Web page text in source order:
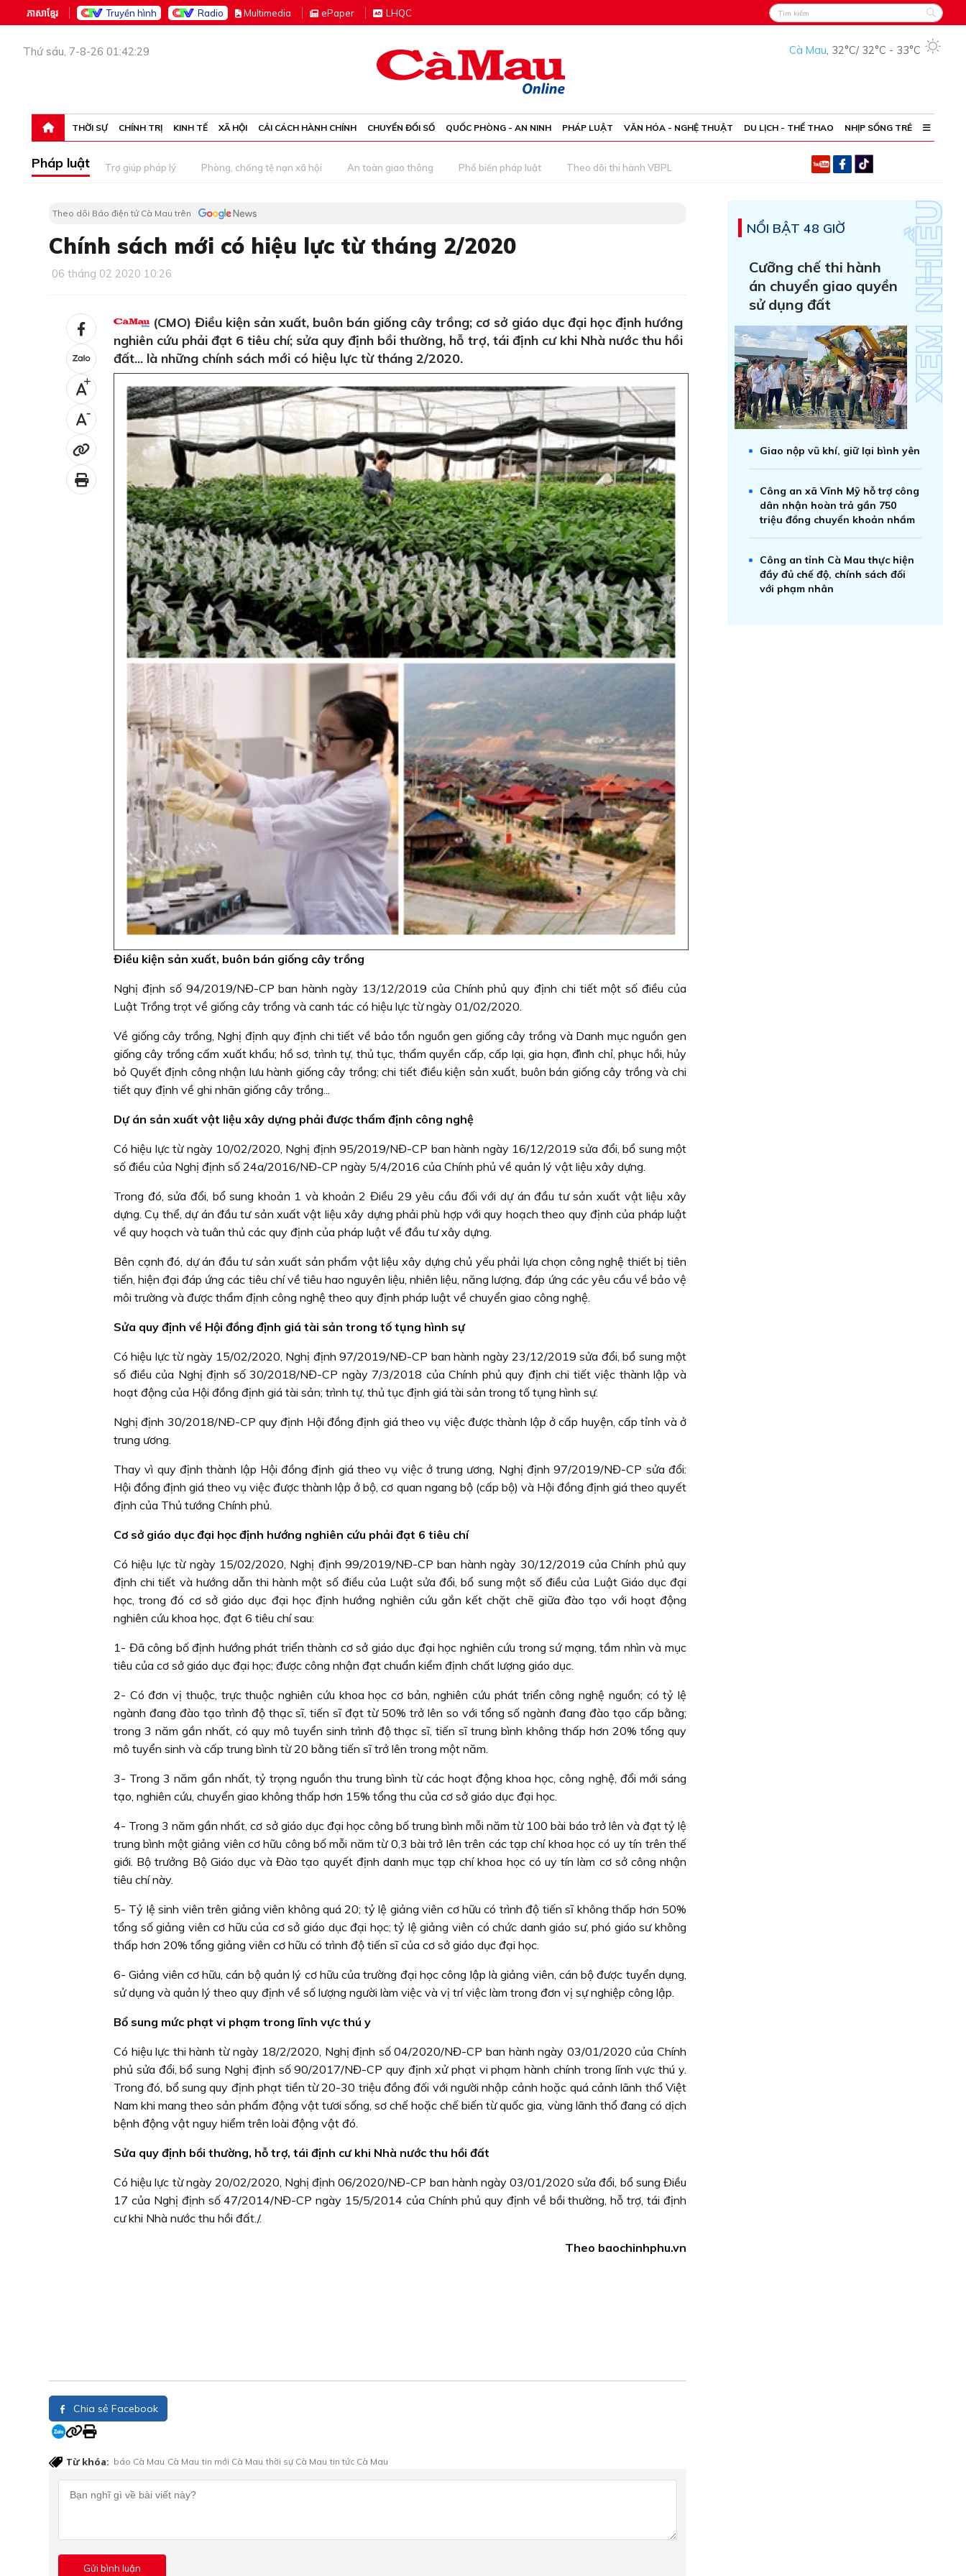
ភាសាខ្មែរ Truyền hình Radio Multimedia ePaper LHQC
Thứ sáu, 7-8-26 01:42:29 Cà Mau, 32°C/ 32°C - 33°C
THỜI SỰ CHÍNH TRỊ KINH TẾ XÃ HỘI CẢI CÁCH HÀNH CHÍNH CHUYỂN ĐỔI SỐ QUỐC PHÒNG - AN NINH PHÁP LUẬT VĂN HÓA - NGHỆ THUẬT DU LỊCH - THỂ THAO NHỊP SỐNG TRẺ
Pháp luật Trợ giúp pháp lý Phòng, chống tệ nạn xã hội An toàn giao thông Phổ biến pháp luật Theo dõi thi hành VBPL
Theo dõi Báo điện tử Cà Mau trên
Chính sách mới có hiệu lực từ tháng 2/2020
06 tháng 02 2020 10:26
+
-
(CMO) Điều kiện sản xuất, buôn bán giống cây trồng; cơ sở giáo dục đại học định hướng
nghiên cứu phải đạt 6 tiêu chí; sửa quy định bồi thường, hỗ trợ, tái định cư khi Nhà nước thu hồi
đất... là những chính sách mới có hiệu lực từ tháng 2/2020.
Điều kiện sản xuất, buôn bán giống cây trồng
Nghị định số 94/2019/NĐ-CP ban hành ngày 13/12/2019 của Chính phủ quy định chi tiết một số điều của
Luật Trồng trọt về giống cây trồng và canh tác có hiệu lực từ ngày 01/02/2020.
Về giống cây trồng, Nghị định quy định chi tiết về bảo tồn nguồn gen giống cây trồng và Danh mục nguồn gen
giống cây trồng cấm xuất khẩu; hồ sơ, trình tự, thủ tục, thẩm quyền cấp, cấp lại, gia hạn, đình chỉ, phục hồi, hủy
bỏ Quyết định công nhận lưu hành giống cây trồng; chi tiết điều kiện sản xuất, buôn bán giống cây trồng và chi
tiết quy định về ghi nhãn giống cây trồng...
Dự án sản xuất vật liệu xây dựng phải được thẩm định công nghệ
Có hiệu lực từ ngày 10/02/2020, Nghị định 95/2019/NĐ-CP ban hành ngày 16/12/2019 sửa đổi, bổ sung một
số điều của Nghị định số 24a/2016/NĐ-CP ngày 5/4/2016 của Chính phủ về quản lý vật liệu xây dựng.
Trong đó, sửa đổi, bổ sung khoản 1 và khoản 2 Điều 29 yêu cầu đối với dự án đầu tư sản xuất vật liệu xây
dựng. Cụ thể, dự án đầu tư sản xuất vật liệu xây dựng phải phù hợp với quy hoạch theo quy định của pháp luật
về quy hoạch và tuân thủ các quy định của pháp luật về đầu tư xây dựng.
Bên cạnh đó, dự án đầu tư sản xuất sản phẩm vật liệu xây dựng chủ yếu phải lựa chọn công nghệ thiết bị tiên
tiến, hiện đại đáp ứng các tiêu chí về tiêu hao nguyên liệu, nhiên liệu, năng lượng, đáp ứng các yêu cầu về bảo vệ
môi trường và được thẩm định công nghệ theo quy định pháp luật về chuyển giao công nghệ.
Sửa quy định về Hội đồng định giá tài sản trong tố tụng hình sự
Có hiệu lực từ ngày 15/02/2020, Nghị định 97/2019/NĐ-CP ban hành ngày 23/12/2019 sửa đổi, bổ sung một
số điều của Nghị định số 30/2018/NĐ-CP ngày 7/3/2018 của Chính phủ quy định chi tiết việc thành lập và
hoạt động của Hội đồng định giá tài sản; trình tự, thủ tục định giá tài sản trong tố tụng hình sự.
Nghị định 30/2018/NĐ-CP quy định Hội đồng định giá theo vụ việc được thành lập ở cấp huyện, cấp tỉnh và ở
trung ương.
Thay vì quy định thành lập Hội đồng định giá theo vụ việc ở trung ương, Nghị định 97/2019/NĐ-CP sửa đổi:
Hội đồng định giá theo vụ việc được thành lập ở bộ, cơ quan ngang bộ (cấp bộ) và Hội đồng định giá theo quyết
định của Thủ tướng Chính phủ.
Cơ sở giáo dục đại học định hướng nghiên cứu phải đạt 6 tiêu chí
Có hiệu lực từ ngày 15/02/2020, Nghị định 99/2019/NĐ-CP ban hành ngày 30/12/2019 của Chính phủ quy
định chi tiết và hướng dẫn thi hành một số điều của Luật sửa đổi, bổ sung một số điều của Luật Giáo dục đại
học, trong đó cơ sở giáo dục đại học định hướng nghiên cứu gắn kết chặt chẽ giữa đào tạo với hoạt động
nghiên cứu khoa học, đạt 6 tiêu chí sau:
1- Đã công bố định hướng phát triển thành cơ sở giáo dục đại học nghiên cứu trong sứ mạng, tầm nhìn và mục
tiêu của cơ sở giáo dục đại học; được công nhận đạt chuẩn kiểm định chất lượng giáo dục.
2- Có đơn vị thuộc, trực thuộc nghiên cứu khoa học cơ bản, nghiên cứu phát triển công nghệ nguồn; có tỷ lệ
ngành đang đào tạo trình độ thạc sĩ, tiến sĩ đạt từ 50% trở lên so với tổng số ngành đang đào tạo cấp bằng;
trong 3 năm gần nhất, có quy mô tuyển sinh trình độ thạc sĩ, tiến sĩ trung bình không thấp hơn 20% tổng quy
mô tuyển sinh và cấp trung bình từ 20 bằng tiến sĩ trở lên trong một năm.
3- Trong 3 năm gần nhất, tỷ trọng nguồn thu trung bình từ các hoạt động khoa học, công nghệ, đổi mới sáng
tạo, nghiên cứu, chuyển giao không thấp hơn 15% tổng thu của cơ sở giáo dục đại học.
4- Trong 3 năm gần nhất, cơ sở giáo dục đại học công bố trung bình mỗi năm từ 100 bài báo trở lên và đạt tỷ lệ
trung bình một giảng viên cơ hữu công bố mỗi năm từ 0,3 bài trở lên trên các tạp chí khoa học có uy tín trên thế
giới. Bộ trưởng Bộ Giáo dục và Đào tạo quyết định danh mục tạp chí khoa học có uy tín làm cơ sở công nhận
tiêu chí này.
5- Tỷ lệ sinh viên trên giảng viên không quá 20; tỷ lệ giảng viên cơ hữu có trình độ tiến sĩ không thấp hơn 50%
tổng số giảng viên cơ hữu của cơ sở giáo dục đại học; tỷ lệ giảng viên có chức danh giáo sư, phó giáo sư không
thấp hơn 20% tổng giảng viên cơ hữu có trình độ tiến sĩ của cơ sở giáo dục đại học.
6- Giảng viên cơ hữu, cán bộ quản lý cơ hữu của trường đại học công lập là giảng viên, cán bộ được tuyển dụng,
sử dụng và quản lý theo quy định về số lượng người làm việc và vị trí việc làm trong đơn vị sự nghiệp công lập.
Bổ sung mức phạt vi phạm trong lĩnh vực thú y
Có hiệu lực thi hành từ ngày 18/2/2020, Nghị định số 04/2020/NĐ-CP ban hành ngày 03/01/2020 của Chính
phủ sửa đổi, bổ sung Nghị định số 90/2017/NĐ-CP quy định xử phạt vi phạm hành chính trong lĩnh vực thú y.
Trong đó, bổ sung quy định phạt tiền từ 20-30 triệu đồng đối với người nhập cảnh hoặc quá cảnh lãnh thổ Việt
Nam khi mang theo sản phẩm động vật tươi sống, sơ chế hoặc chế biến từ quốc gia, vùng lãnh thổ đang có dịch
bệnh động vật nguy hiểm trên loài động vật đó.
Sửa quy định bồi thường, hỗ trợ, tái định cư khi Nhà nước thu hồi đất
Có hiệu lực từ ngày 20/02/2020, Nghị định 06/2020/NĐ-CP ban hành ngày 03/01/2020 sửa đổi, bổ sung Điều
17 của Nghị định số 47/2014/NĐ-CP ngày 15/5/2014 của Chính phủ quy định về bồi thường, hỗ trợ, tái định
cư khi Nhà nước thu hồi đất./.
Theo baochinhphu.vn
Chia sẻ Facebook
Từ khóa: báo Cà Mau Cà Mau tin mới Cà Mau thời sự Cà Mau tin tức Cà Mau
NỔI BẬT 48 GIỜ
Cưỡng chế thi hành
án chuyển giao quyền
sử dụng đất
Giao nộp vũ khí, giữ lại bình yên
Công an xã Vĩnh Mỹ hỗ trợ công
dân nhận hoàn trả gần 750
triệu đồng chuyển khoản nhầm
Công an tỉnh Cà Mau thực hiện
đầy đủ chế độ, chính sách đối
với phạm nhân